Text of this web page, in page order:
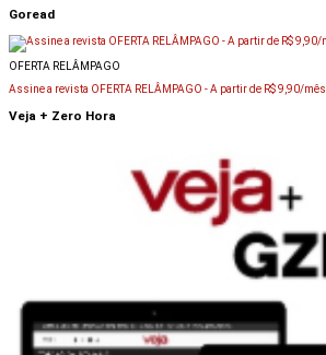
Goread
OFERTA RELÂMPAGO
Assine a revista OFERTA RELÂMPAGO -A partir de R$ 9,90/mês
Veja + Zero Hora